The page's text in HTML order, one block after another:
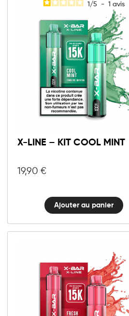
1 /5 - 1 avis
X-LINE – KIT COOL MINT
19,90 €
10mg 20mg
X-
LINE
Kit
Cool
Ajouter au panier